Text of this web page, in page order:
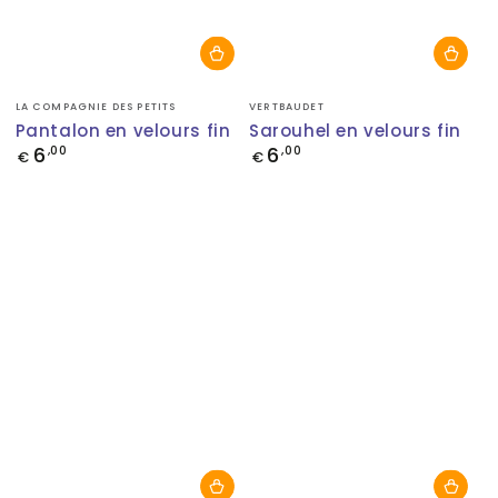
Fournisseur:
LA COMPAGNIE DES PETITS
Pantalon en velours fin
Prix
€ 6 ,00
Fournisseur:
VERTBAUDET
Sarouhel en velours fin
Prix
€ 6 ,00